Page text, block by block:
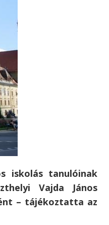
iskolás tanulóinak
Vajda János
– tájékoztatta az